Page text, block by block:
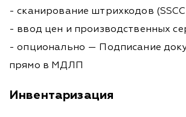
- сканирование штрихкодов
- ввод цен и производственных
- опционально — Подписание
прямо в МДЛП
Инвентаризация